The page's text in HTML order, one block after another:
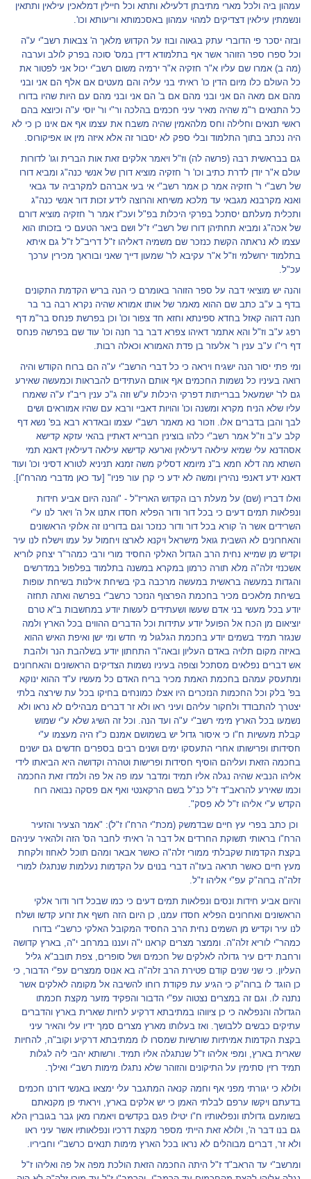
עמהון ביה ולכל מארי מתיבתן דלעילא ותתא וכל חיילין דמלאכין עילאין ותתאין
ונשמתין עילאין דצדיקים למהוי עמהון באסכמותא וריעותא וכו'.
ובזה יסכר פי הדוברי עתק בגאוה ובוז על הקדוש מלאך ה' צבאות רשב"י ע"ה
וכל ספרו ספר הזוהר אשר אף בתלמודא דידן במס' סוכה בפרק לולב וערבה
(מה ב) אמרו שם עליו א"ר חזקיה א"ר ירמיה משום רשב"י יכול אני לפטור את
כל העולם כלו מיום הדין כו' ראיתי בני עליה והם מעטים אם אלף הם אני ובני
מהם אם מאה הם אני ובני מהם אם ב' הם אני ובני מהם עם היות שהיו בדורו
כל התנאים ר"מ שהיה מאיר עיני חכמים בהלכה ור"י ור' יוסי ע"ה וכיוצא בהם
ראשי תנאים וחלילה וחס מלהאמין שהיה משבח את עצמו אף אם אינו כן כי לא
היה נכתב בתוך התלמוד ובלי ספק לא יסבור זה אלא איזה מין או אפיקורוס.
גם בבראשית רבה (פרשה לה) וז"ל ויאמר אלקים זאת אות הברית וגו' לדורות
עולם א"ר יודן לדרת כתיב וכו' ר' חזקיה מוציא דורן של אנשי כנה"ג ומביא דורו
של רשב"י ר' חזקיה אמר כן אמר רשב"י אי בעי אברהם למקרביה עד גבאי
ואנא מקרבנא מגבאי עד מלכא משיחא והרוצה לידע זכות דור אנשי כנה"ג
ותכלית מעלתם יסתכל בפרקי היכלות בפ"ל ועכ"ז אמר ר' חזקיה מוציא דורם
של אכה"ג ומביא תחתיהן דורו של רשב"י ז"ל ושם ביאר הטעם כי בזכותו הוא
עצמו לא נראתה הקשת כנזכר שם משמיה דאליהו ז"ל דריב"ל ז"ל גם איתא
בתלמוד ירושלמי וז"ל א"ר עקיבא לר' שמעון דייך שאני ובוראך מכירין ערכך
עכ"ל.
והנה יש מוציאי דבה על ספר הזוהר באומרם כי הנה בריש הקדמת התקונים
בדף ב ע"ב כתב שם ההוא מאמר של אותו אמורא שהיה נקרא רבה בר בר
חנה דהוה קאזל בחדא ספינתא וחזא חד צפור וכו' וכן בפרשת פנחס בר"מ דף
רפג ע"ב וז"ל והא אתמר דאיהו צפרא דבר בר חנה וכו' עוד שם בפרשה פנחס
דף רי"ו ע"ב ענין ר' אלעזר בן פדת האמורא וכאלה רבות.
ומי פתי יסור הנה ישגיח ויראה כי כל דברי הרשב"י ע"ה הם ברוח הקודש והיה
רואה בעיניו כל נשמות החכמים אף אותם העתידים להבראות וכמעשה שאירע
גם לר' ישמעאל בברייתות דפרקי היכלות ע"ש וזה ג"כ ענין ריב"ז ע"ה שאמרו
עליו שלא הניח מקרא ומשנה וכו' והויות דאביי ורבא עם שהיו אמוראים ושים
לבך והבן בדברים אלו. וזכור נא מאמר רשב"י עצמו ובאדרא רבא בפ' נשא דף
קלב ע"ב וז"ל אמר רשב"י כלהו בוצינין חברייא דאתיין בהאי עזקא קדישא
אסהדנא עלי שמיא עילאה דעילאין וארעא קדישא עילאה דעילאין דאנא תמי
השתא מה דלא חמא ב"נ מיומא דסליק משה זמנא תניניא לטורא דסיני וכו' ועוד
דאנא ידע דאנפי נהירין ומשה לא ידע כי קרן עור פניו" [עד כאן מדברי מהרח"ו].
ואלו דבריו (שם) על מעלת רבו הקדוש האריז"ל - "והנה היום אביע חידות
ונפלאות תמים דעים כי בכל דור ודור הפליא חסדו אתנו אל ה' ויאר לנו ע"י
השרידים אשר ה' קורא בכל דור ודור כנזכר וגם בדורינו זה אלוקי הראשונים
והאחרונים לא השבית גואל מישראל ויקנא לארצו ויחמול על עמו וישלח לנו עיר
וקדיש מן שמייא נחית הרב הגדול האלקי החסיד מורי ורבי כמהר"ר יצחק לוריא
אשכנזי זלה"ה מלא תורה כרמון במקרא במשנה בתלמוד בפלפול במדרשים
והגדות במעשה בראשית במעשה מרכבה בקי בשיחת אילנות בשיחת עופות
בשיחת מלאכים מכיר בחכמת הפרצוף הנזכר כרשב"י בפרשה ואתה תחזה
יודע בכל מעשי בני אדם שעשו ושעתידים לעשות יודע במחשבות ב"א טרם
יוציאום מן הכח אל הפועל יודע עתידות וכל הדברים ההווים בכל הארץ ולמה
שנגזר תמיד בשמים יודע בחכמת הגלגול מי חדש ומי ישן ואיפת האיש ההוא
באיזה מקום תלויה באדם העליון ובאה"ר התחתון יודע בשלהבת הנר ולהבת
אש דברים נפלאים מסתכל וצופה בעיניו נשמות הצדיקים הראשונים והאחרונים
ומתעסק עמהם בחכמת האמת מכיר בריח האדם כל מעשיו ע"ד ההוא ינוקא
בפ' בלק וכל החכמות הנזכרים היו אצלו כמונחים בחיקו בכל עת שירצה בלתי
יצטרך להתבודד ולחקור עליהם ועיני ראו ולא זר דברים מבהילים לא נראו ולא
נשמעו בכל הארץ מימי רשב"י ע"ה ועד הנה. וכל זה השיג שלא ע"י שמוש
קבלת מעשיות ח"ו כי איסור גדול יש בשמושם אמנם כ"ז היה מעצמו ע"י
חסידותו ופרישותו אחרי התעסקו ימים ושנים רבים בספרים חדשים גם ישנים
בחכמה הזאת ועליהם הוסיף חסידות ופרישות וטהרה וקדושה היא הביאתו לידי
אליהו הנביא שהיה נגלה אליו תמיד ומדבר עמו פה אל פה ולמדו זאת החכמה
וכמו שאירע להראב"ד ז"ל כנ"ל בשם הרקאנטי ואף אם פסקה נבואה רוח
הקדש ע"י אליהו ז"ל לא פסק".
וכן כתב בפרי עץ חיים שבדמשק (מכת"י הרח"ו ז"ל): "אמר הצעיר והזעיר
הרח"ו בראותי תשוקת החרדים אל דבר ה' ראיתי לחבר הס' הזה ולהאיר עיניהם
בקצת הקדמות שקבלתי ממורי זלה"ה כאשר אבאר ומהם תוכל לאחוז ולקחת
מעץ חיים כאשר תראה בעז"ה דברי בנוים על הקדמות נעלמות שנתגלו למורי
זלה"ה ברוה"ק עפ"י אליהו ז"ל.
והיום אביע חידות ונסים ונפלאות תמים דעים כי כמו שבכל דור ודור אלקי
הראשונים ואחרונים הפליא חסדו עמנו, כן היום הזה חשף את זרוע קדשו ושלח
לנו עיר וקדיש מן השמים נחית הרב החסיד המקובל האלקי כרשב"י בדורו
כמהר"י לוריא זלה"ה. וממצר מצרים קראנו י"ה ועננו במרחב י"ה, בארץ קדושה
ורחבת ידים עיר גדולה לאלקים של חכמים ושל סופרים, צפת תובב"א גליל
העליון. כי שני שנים קודם פטירת הרב זלה"ה בא אנוס ממצרים עפ"י הדבור, כי
כן הוגד לו ברוה"ק כי הגיע עת פקודת רוחו להשיבה אל מקומה לאלקים אשר
נתנה לו. וגם זה במצרים נצטוה עפ"י הדבור והפקיד מזער מקצת חכמתו
הגדולה והנפלאה כי כן ציווהו במתיבתא דרקיע לחיות שארית בארץ והדברים
עתיקים כבשים ללבושך. ואז בעלותו מארץ מצרים סמך ידיו עלי והאיר עיני
בקצת הקדמות אמיתיות שורשיות שמסרו לו ממתיבתא דרקיע וקוב"ה, להחיות
שארית בארץ, ומפי אליהו ז"ל שנתגלה אליו תמיד. ורשותא יהבי ליה לגלות
תמיד רזין סתימין על התיקונים והזוהר שלא נתגלו מימות רשב"י ואילך.
ולולא כי יגורתי מפני אף וחמה קנאה המתגבר עלי ימצאו באנשי דורנו חכמים
בדעתם ויקשו ערפם לבלתי האמן כי יש אלקים בארץ, ויראתי פן מקנאתם
בשומעם גדולתו ונפלאותיו ח"ו יטילו פגם בקדשים ויאמרו מאן גבר בגוברין הלא
גם בנו דבר ה', ולולא זאת הייתי מספר מקצת דרכיו ונפלאותיו אשר עיני ראו
ולא זר, דברים מבוהלים לא נראו בכל הארץ מימות תנאים כרשב"י וחביריו.
ומרשב"י עד הראב"ד ז"ל היתה החכמה הזאת הולכת מפה אל פה ואליהו ז"ל